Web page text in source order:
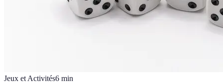
Jeux et Activités6 min